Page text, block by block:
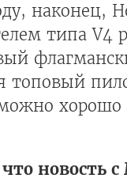
наконец,
типа V4
топовый
хорошо
новость